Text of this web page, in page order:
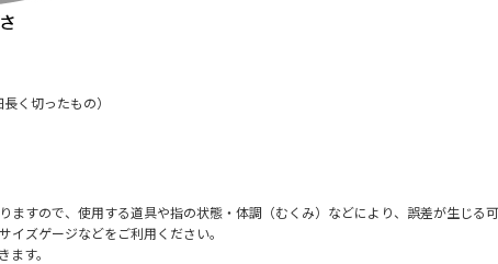
く切ったもの）
ますので、使用する道具や指の状態・体調（むくみ）などにより、誤差が生じる可
ズゲージなどをご利用ください。
す。